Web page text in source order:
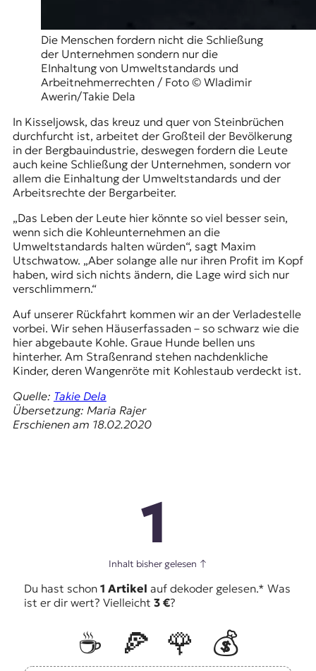
Die Menschen fordern nicht die Schließung
der Unternehmen sondern nur die
EInhaltung von Umweltstandards und
Arbeitnehmerrechten / Foto © Wladimir
Awerin/Takie Dela
In Kisseljowsk, das kreuz und quer von Steinbrüchen
durchfurcht ist, arbeitet der Großteil der Bevölkerung
in der Bergbauindustrie, deswegen fordern die Leute
auch keine Schließung der Unternehmen, sondern vor
allem die Einhaltung der Umweltstandards und der
Arbeitsrechte der Bergarbeiter.
„Das Leben der Leute hier könnte so viel besser sein,
wenn sich die Kohleunternehmen an die
Umweltstandards halten würden“, sagt Maxim
Utschwatow. „Aber solange alle nur ihren Profit im Kopf
haben, wird sich nichts ändern, die Lage wird sich nur
verschlimmern.“
Auf unserer Rückfahrt kommen wir an der Verladestelle
vorbei. Wir sehen Häuserfassaden – so schwarz wie die
hier abgebaute Kohle. Graue Hunde bellen uns
hinterher. Am Straßenrand stehen nachdenkliche
Kinder, deren Wangenröte mit Kohlestaub verdeckt ist.
Quelle: Takie Dela
Übersetzung: Maria Rajer
Erschienen am 18.02.2020
1
Inhalt bisher gelesen ↑
Du hast schon 1 Artikel auf dekoder gelesen.* Was
ist er dir wert? Vielleicht 3 €?
☕️ 🍕 🌹
💰